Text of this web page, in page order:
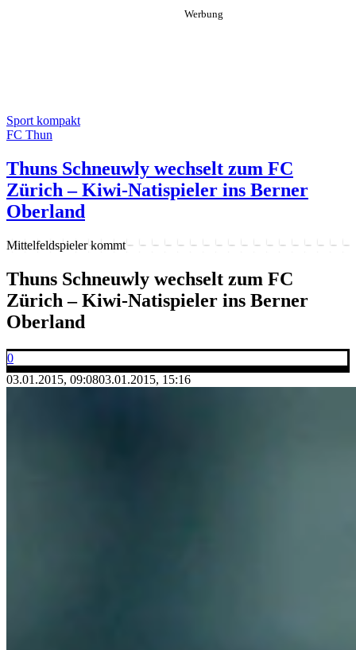
Sport kompakt
FC Thun
Thuns Schneuwly wechselt zum FC
Zürich – Kiwi-Natispieler ins Berner
Oberland
Mittelfeldspieler kommt
Thuns Schneuwly wechselt zum FC
Zürich – Kiwi-Natispieler ins Berner
Oberland
0
03.01.2015, 09:0803.01.2015, 15:16